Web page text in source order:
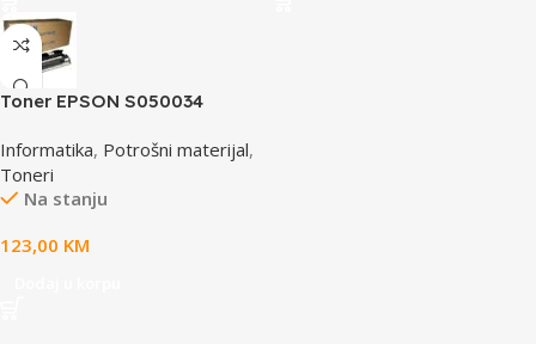
Toner EPSON S050034
Informatika, Potrošni materijal,
Toneri
Na stanju
123,00 KM